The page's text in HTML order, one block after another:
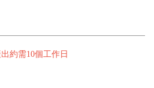
約需10個工作日